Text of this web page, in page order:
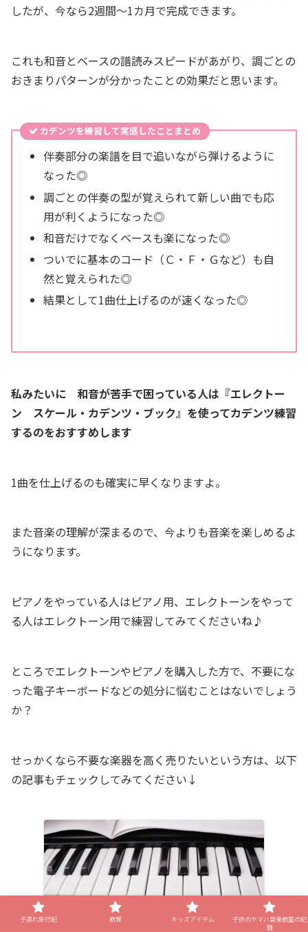
したが、今なら2週間～1カ月で完成できます。
これも和音とベースの譜読みスピードがあがり、調ごとの
おきまりパターンが分かったことの効果だと思います。
カデンツを練習して実感したことまとめ
伴奏部分の楽譜を目で追いながら弾けるように
なった◎
調ごとの伴奏の型が覚えられて新しい曲でも応
用が利くようになった◎
和音だけでなくベースも楽になった◎
ついでに基本のコード（Ｃ・Ｆ・Ｇなど）も自
然と覚えられた◎
結果として1曲仕上げるのが速くなった◎
私みたいに 和音が苦手で困っている人は『エレクトー
ン スケール・カデンツ・ブック』を使ってカデンツ練習
するのをおすすめします
1曲を仕上げるのも確実に早くなりますよ。
また音楽の理解が深まるので、今よりも音楽を楽しめるよ
うになります。
ピアノをやっている人はピアノ用、エレクトーンをやって
る人はエレクトーン用で練習してみてくださいね♪
ところでエレクトーンやピアノを購入した方で、不要にな
った電子キーボードなどの処分に悩むことはないでしょう
か？
せっかくなら不要な楽器を高く売りたいという方は、以下
の記事もチェックしてみてください↓
子連れ旅行記 教育 キッズアイテム
子供のヤマハ音楽教室の記
録